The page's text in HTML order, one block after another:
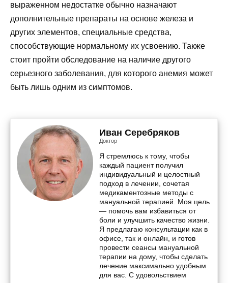
выраженном недостатке обычно назначают
дополнительные препараты на основе железа и
других элементов, специальные средства,
способствующие нормальному их усвоению. Также
стоит пройти обследование на наличие другого
серьезного заболевания, для которого анемия может
быть лишь одним из симптомов.
Иван Серебряков
Доктор
Я стремлюсь к тому, чтобы
каждый пациент получил
индивидуальный и целостный
подход в лечении, сочетая
медикаментозные методы с
мануальной терапией. Моя цель
— помочь вам избавиться от
боли и улучшить качество жизни.
Я предлагаю консультации как в
офисе, так и онлайн, и готов
провести сеансы мануальной
терапии на дому, чтобы сделать
лечение максимально удобным
для вас. С удовольствием